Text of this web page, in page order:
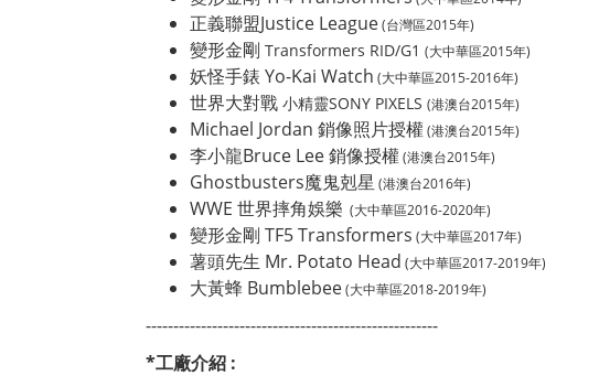
正義聯盟Justice League(台灣區2015年)
變形金剛 Transformers RID/G1 (大中華區2015年)
妖怪手錶 Yo-Kai Watch (大中華區2015-2016年)
世界大對戰 小精靈SONY PIXELS (港澳台2015年)
Michael Jordan 銷像照片授權(港澳台2015年)
李小龍Bruce Lee 銷像授權(港澳台2015年)
Ghostbusters魔鬼剋星 (港澳台2016年)
WWE 世界摔角娛樂 (大中華區2016-2020年)
變形金剛 TF5 Transformers (大中華區2017年)
薯頭先生 Mr. Potato Head (大中華區2017-2019年)
大黃蜂 Bumblebee(大中華區2018-2019年)
-----------------------------------------------------
*工廠介紹 :